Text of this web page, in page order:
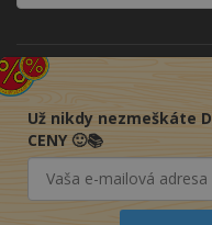
Už nikdy nezmeškáte
CENY 🙂📚